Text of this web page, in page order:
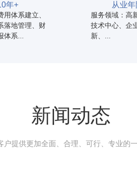
年+
体系建立、
落地管理、财
系...
从业
服务领域：高
技术中心、企
新、...
新闻动态
户提供更加全面、合理、可行、专业的